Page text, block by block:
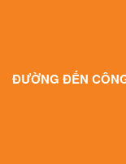
ĐƯỜNG ĐẾN